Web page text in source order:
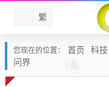
繁
您现在的位置： 首页 科技
问界